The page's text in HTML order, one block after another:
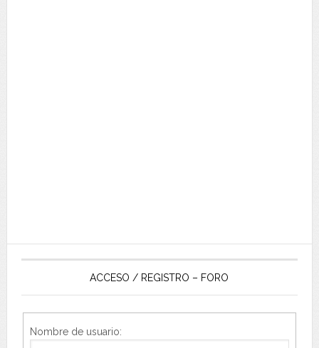
ACCESO / REGISTRO – FORO
Nombre de usuario: